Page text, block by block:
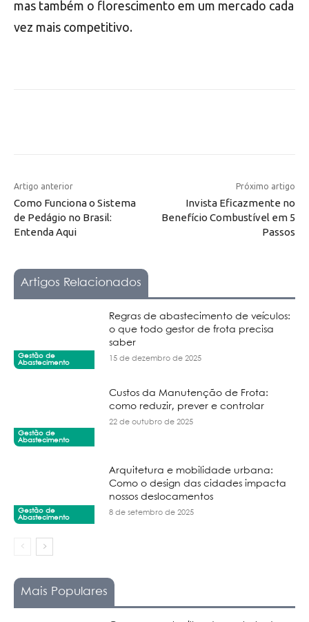
mas também o florescimento em um mercado cada
vez mais competitivo.
Artigo anterior
Como Funciona o Sistema
de Pedágio no Brasil:
Entenda Aqui
Próximo artigo
Invista Eficazmente no
Benefício Combustível em 5
Passos
Artigos Relacionados
Gestão de
Abastecimento
Regras de abastecimento de veículos:
o que todo gestor de frota precisa
saber
15 de dezembro de 2025
Gestão de
Abastecimento
Custos da Manutenção de Frota:
como reduzir, prever e controlar
22 de outubro de 2025
Gestão de
Abastecimento
Arquitetura e mobilidade urbana:
Como o design das cidades impacta
nossos deslocamentos
8 de setembro de 2025
Mais Populares